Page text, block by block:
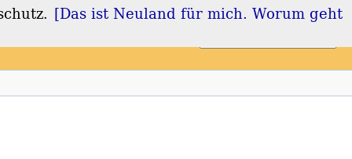
Login Registrieren
[Das ist Neuland für mich. Worum geht